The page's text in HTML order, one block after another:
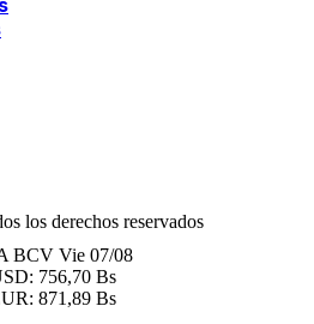
los derechos reservados
BCV Vie 07/08
756,70 Bs
871,89 Bs